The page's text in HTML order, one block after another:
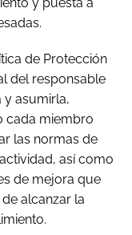
de Protección
del responsable
asumirla,
cada miembro
las normas de
así como
de mejora que
alcanzar la